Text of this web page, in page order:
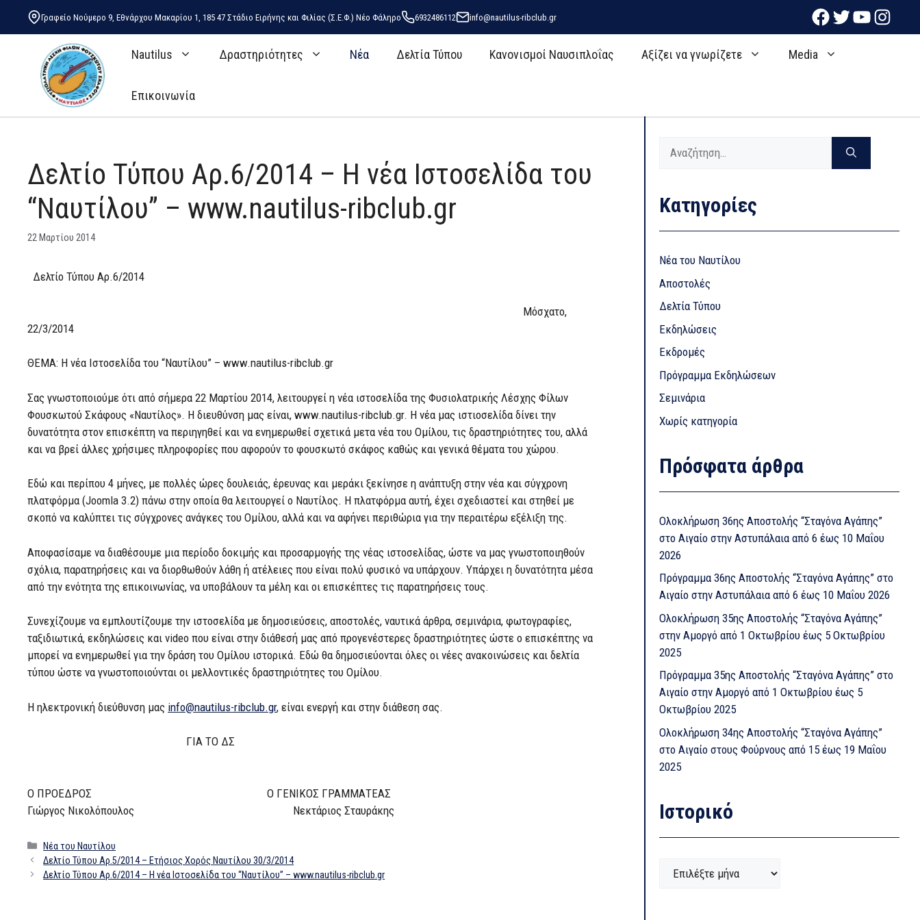
Μετάβαση
Γραφείο Νούμερο 9, Εθνάρχου Μακαρίου 1, 185 47 Στάδιο Ειρήνης και Φιλίας (Σ.Ε.Φ.) Νέο Φάληρο 6932486112 info@nautilus-ribclub.gr Facebook
Twitter
YouTube
Nautilus Δραστηριότητες Nέα Δελτία Τύπου Κανονισμοί Ναυσιπλοΐας Αξίζει να γνωρίζετε Media
Επικοινωνία
Δελτίο Τύπου Αρ.6/2014 – Η νέα Ιστοσελίδα του
“Ναυτίλου” – www.nautilus-ribclub.gr
22 Μαρτίου 2014
Δελτίο Τύπου Αρ.6/2014
Μόσχατο,
22/3/2014
ΘΕΜΑ: Η νέα Ιστοσελίδα του “Ναυτίλου” – www.nautilus-ribclub.gr
Σας γνωστοποιούμε ότι από σήμερα 22 Μαρτίου 2014, λειτουργεί η νέα ιστοσελίδα της Φυσιολατρικής Λέσχης Φίλων
Φουσκωτού Σκάφους «Ναυτίλος». Η διευθύνση μας είναι, www.nautilus-ribclub.gr. Η νέα μας ιστιοσελίδα δίνει την
δυνατότητα στον επισκέπτη να περιηγηθεί και να ενημερωθεί σχετικά μετα νέα του Ομίλου, τις δραστηριότητες του, αλλά
και να βρεί άλλες χρήσιμες πληροφορίες που αφορούν το φουσκωτό σκάφος καθώς και γενικά θέματα του χώρου.
Εδώ και περίπου 4 μήνες, με πολλές ώρες δουλειάς, έρευνας και μεράκι ξεκίνησε η ανάπτυξη στην νέα και σύγχρονη
πλατφόρμα (Joomla 3.2) πάνω στην οποία θα λειτουργεί ο Ναυτίλος. Η πλατφόρμα αυτή, έχει σχεδιαστεί και στηθεί με
σκοπό να καλύπτει τις σύγχρονες ανάγκες του Ομίλου, αλλά και να αφήνει περιθώρια για την περαιτέρω εξέλιξη της.
Αποφασίσαμε να διαθέσουμε μια περίοδο δοκιμής και προσαρμογής της νέας ιστοσελίδας, ώστε να μας γνωστοποιηθούν
σχόλια, παρατηρήσεις και να διορθωθούν λάθη ή ατέλειες που είναι πολύ φυσικό να υπάρχουν. Υπάρχει η δυνατότητα μέσα
από την ενότητα της επικοινωνίας, να υποβάλουν τα μέλη και οι επισκέπτες τις παρατηρήσεις τους.
Συνεχίζουμε να εμπλουτίζουμε την ιστοσελίδα με δημοσιεύσεις, αποστολές, ναυτικά άρθρα, σεμινάρια, φωτογραφίες,
ταξιδιωτικά, εκδηλώσεις και video που είναι στην διάθεσή μας από προγενέστερες δραστηριότητες ώστε ο επισκέπτης να
μπορεί να ενημερωθεί για την δράση του Ομίλου ιστορικά. Εδώ θα δημοσιεύονται όλες οι νέες ανακοινώσεις και δελτία
τύπου ώστε να γνωστοποιούνται οι μελλοντικές δραστηριότητες του Ομίλου.
Η ηλεκτρονική διεύθυνση μας info@nautilus-ribclub.gr, είναι ενεργή και στην διάθεση σας.
ΓΙΑ ΤΟ ΔΣ
Ο ΠΡΟΕΔΡΟΣ Ο ΓΕΝΙΚΟΣ ΓΡΑΜΜΑΤΕΑΣ
Γιώργος Νικολόπουλος Νεκτάριος Σταυράκης
Κατηγορίες
Nέα του Ναυτίλου
Δελτίο Τύπου Αρ.5/2014 – Ετήσιος Χορός Ναυτίλου 30/3/2014
Δελτίο Τύπου Αρ.6/2014 – Η νέα Ιστοσελίδα του “Ναυτίλου” – www.nautilus-ribclub.gr
Αναζήτηση
Kατηγορίες
Nέα του Ναυτίλου
Αποστολές
Δελτία Τύπου
Εκδηλώσεις
Εκδρομές
Πρόγραμμα Εκδηλώσεων
Σεμινάρια
Χωρίς κατηγορία
Πρόσφατα άρθρα
Ολοκλήρωση 36ης Αποστολής “Σταγόνα Αγάπης”
στο Αιγαίο στην Αστυπάλαια από 6 έως 10 Μαΐου
2026
Πρόγραμμα 36ης Αποστολής “Σταγόνα Αγάπης” στο
Αιγαίο στην Αστυπάλαια από 6 έως 10 Μαΐου 2026
Ολοκλήρωση 35ης Αποστολής “Σταγόνα Αγάπης”
στην Αμοργό από 1 Οκτωβρίου έως 5 Οκτωβρίου
2025
Πρόγραμμα 35ης Αποστολής “Σταγόνα Αγάπης” στο
Αιγαίο στην Αμοργό από 1 Οκτωβρίου έως 5
Οκτωβρίου 2025
Ολοκλήρωση 34ης Αποστολής “Σταγόνα Αγάπης”
στο Αιγαίο στους Φούρνους από 15 έως 19 Μαΐου
2025
Ιστορικό
Ιστορικό